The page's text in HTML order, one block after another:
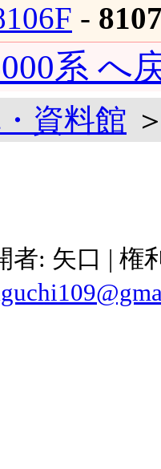
-
系 へ
資料館
者: 矢口 |